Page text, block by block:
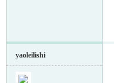
yaoleilishi